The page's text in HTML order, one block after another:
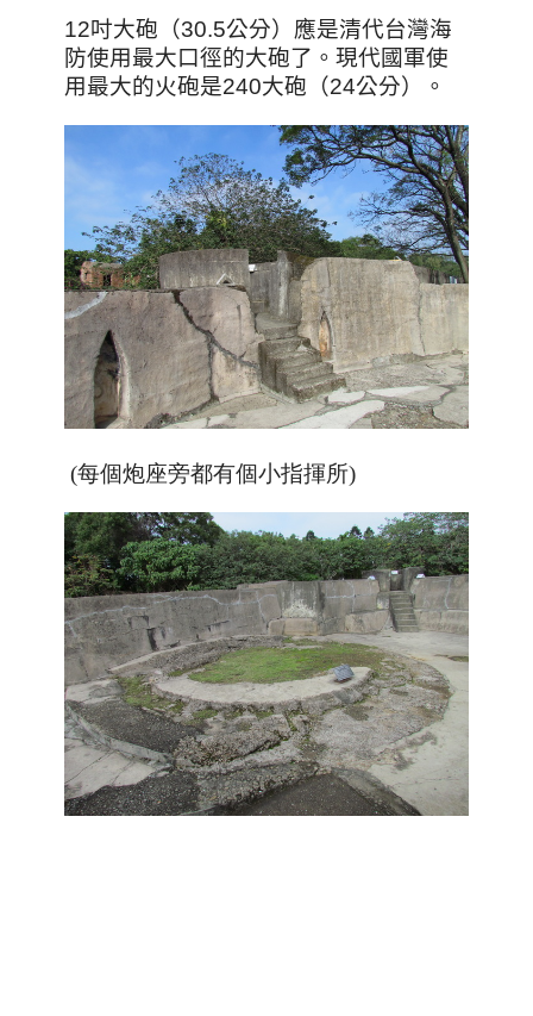
12吋大砲（30.5公分）應是清代台灣海
防使用最大口徑的大砲了。現代國軍使
用最大的火砲是240大砲（24公分）。
(每個炮座旁都有個小指揮所)